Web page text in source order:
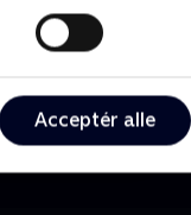
Acceptér alle
- et år, et liv
• 1 t. 56 min